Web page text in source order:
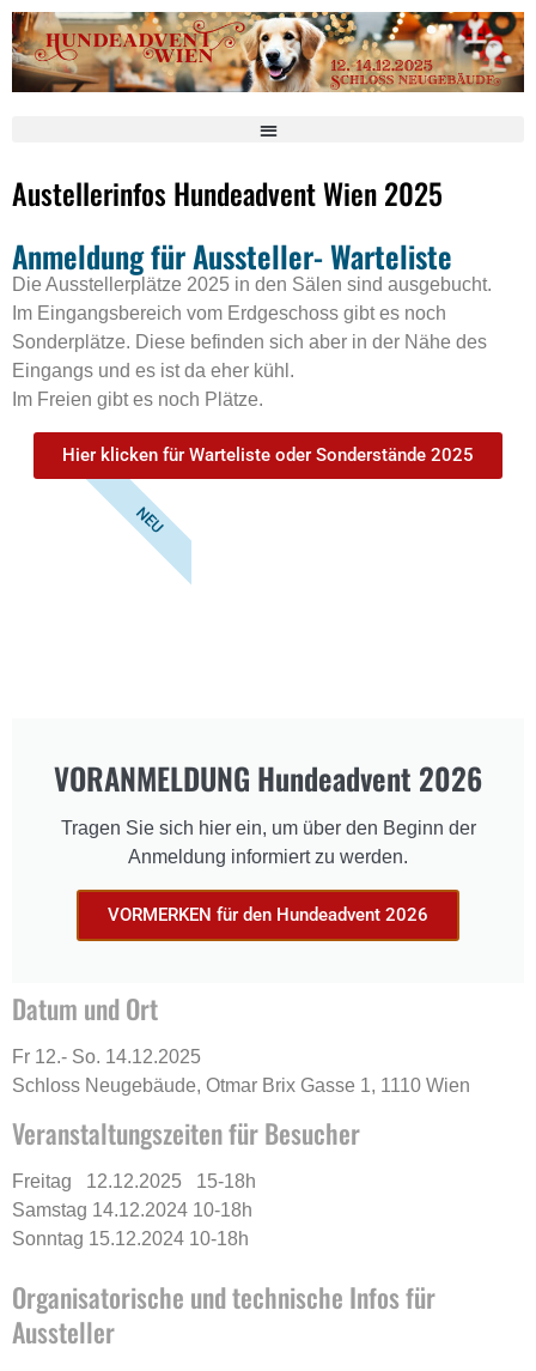
Austellerinfos Hundeadvent Wien 2025
Anmeldung für Aussteller- Warteliste
Die Ausstellerplätze 2025 in den Sälen sind ausgebucht.
Im Eingangsbereich vom Erdgeschoss gibt es noch
Sonderplätze. Diese befinden sich aber in der Nähe des
Eingangs und es ist da eher kühl.
Im Freien gibt es noch Plätze.
Hier klicken für Warteliste oder Sonderstände 2025
VORANMELDUNG Hundeadvent 2026
Tragen Sie sich hier ein, um über den Beginn der
Anmeldung informiert zu werden.
VORMERKEN für den Hundeadvent 2026
NEU
Datum und Ort
Fr 12.- So. 14.12.2025
Schloss Neugebäude, Otmar Brix Gasse 1, 1110 Wien
Veranstaltungszeiten für Besucher
Freitag 12.12.2025 15-18h
Samstag 14.12.2024 10-18h
Sonntag 15.12.2024 10-18h
Organisatorische und technische Infos für
Aussteller